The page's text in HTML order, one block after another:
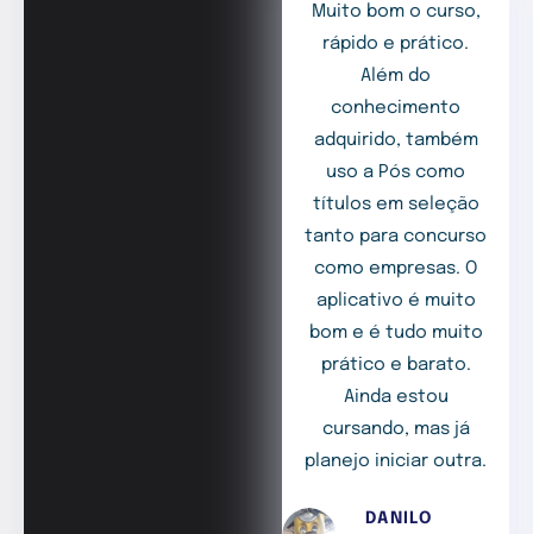
Muito bom o curso,
rápido e prático.
Além do
conhecimento
adquirido, também
uso a Pós como
títulos em seleção
tanto para concurso
como empresas. O
aplicativo é muito
bom e é tudo muito
prático e barato.
Ainda estou
cursando, mas já
planejo iniciar outra.
DANILO